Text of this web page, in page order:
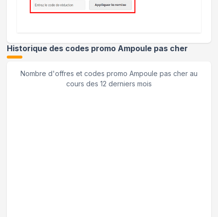
Historique des codes promo Ampoule pas cher
Nombre d'offres et codes promo Ampoule pas cher au
cours des 12 derniers mois